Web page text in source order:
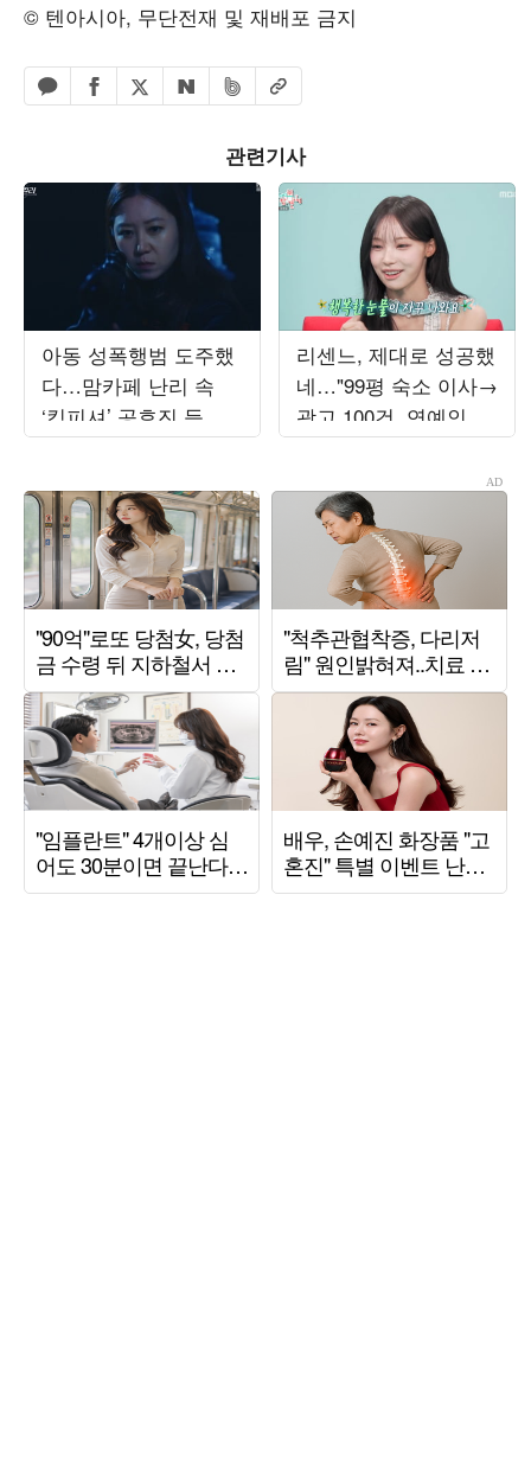
© 텐아시아, 무단전재 및 재배포 금지
카카오톡 공유하기
페이스북 공유하기
엑스 공유하기
네이버 공유하기
밴드 공유하기
URL복사
관련기사
아동 성폭행범 도주했
다…맘카페 난리 속
‘킹피셔’ 공효진 등판
(‘유부녀 킬러’)
리센느, 제대로 성공했
네…"99평 숙소 이사→
광고 100건, 연예인병
경계" ('전참시')